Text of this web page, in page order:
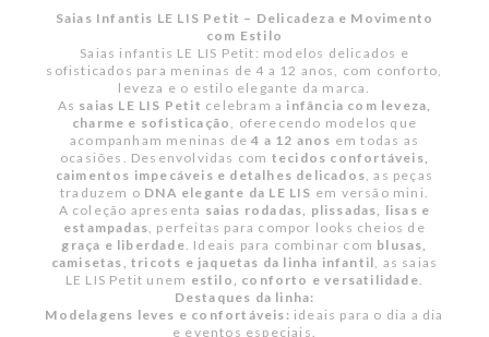
Saias Infantis LE LIS Petit – Delicadeza e Movimento
com Estilo
Saias infantis LE LIS Petit: modelos delicados e
sofisticados para meninas de 4 a 12 anos, com conforto,
leveza e o estilo elegante da marca.
As saias LE LIS Petit celebram a infância com leveza,
charme e sofisticação , oferecendo modelos que
acompanham meninas de4 a 12 anos em todas as
ocasiões. Desenvolvidas com tecidos confortáveis,
caimentos impecáveis e detalhes delicados, as peças
traduzem o DNA elegante da LE LIS em versão mini.
A coleção apresenta saias rodadas, plissadas, lisas e
estampadas, perfeitas para compor looks cheios de
graça e liberdade. Ideais para combinar com blusas,
camisetas, tricots e jaquetas da linha infantil, as saias
LE LIS Petit unem estilo, conforto e versatilidade.
Destaques da linha:
Modelagens leves e confortáveis: ideais para o dia a dia
e eventos especiais.